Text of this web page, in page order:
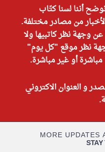
أننا لسنا كتّاب
من مصادر مختلفة.
عن وجهة نظر كاتبيها ولا
نظر موقع "كل يوم"
أو غير مباشرة.
و العنوان الاكتروني
MORE UPDATES